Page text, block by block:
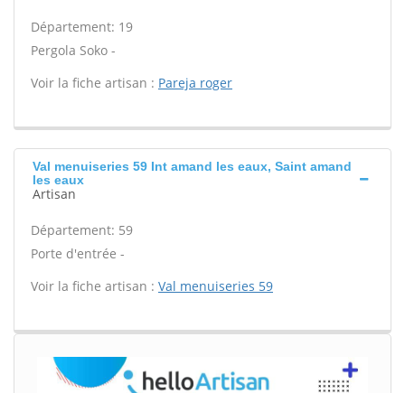
Département: 19
Pergola Soko -
Voir la fiche artisan : Pareja roger
Val menuiseries 59 Int amand les eaux, Saint amand
les eaux
Artisan
Département: 59
Porte d'entrée -
Voir la fiche artisan : Val menuiseries 59